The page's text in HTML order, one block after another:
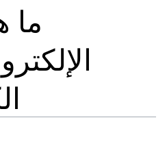
ما